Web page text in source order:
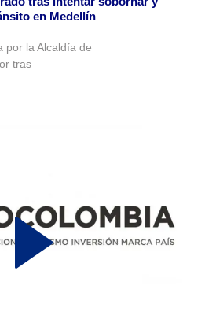
en Medellín
por la Alcaldía de
tras